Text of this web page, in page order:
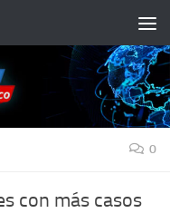
0
con más casos